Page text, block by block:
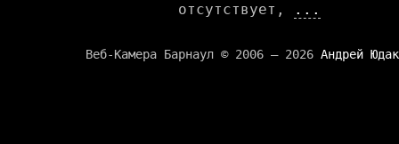
отсутствует,
...
Веб-Камера Барнаул © 2006 — 2026 Андрей